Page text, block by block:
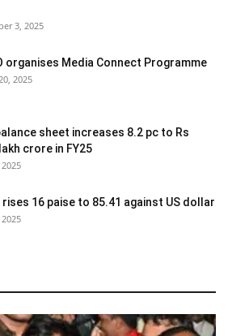
3, 2025
organises Media Connect Programme
2025
sheet increases 8.2 pc to Rs
crore in FY25
rises 16 paise to 85.41 against US dollar